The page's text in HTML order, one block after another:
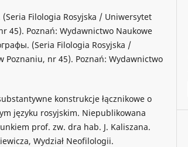
Filologia Rosyjska / Uniwersytet
45). Poznań: Wydawnictwo Naukowe
(Seria Filologia Rosyjska /
Poznaniu, nr 45). Poznań: Wydawnictwo
konstrukcje łącznikowe o
języku rosyjskim. Niepublikowana
prof. zw. dra hab. J. Kaliszana.
Wydział Neofilologii.